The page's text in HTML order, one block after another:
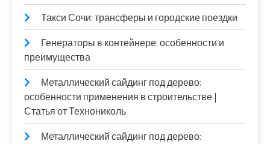
Такси Сочи: трансферы и городские поездки
Генераторы в контейнере: особенности и
преимущества
Металлический сайдинг под дерево:
особенности применения в строительстве |
Статья от Технониколь
Металлический сайдинг под дерево: